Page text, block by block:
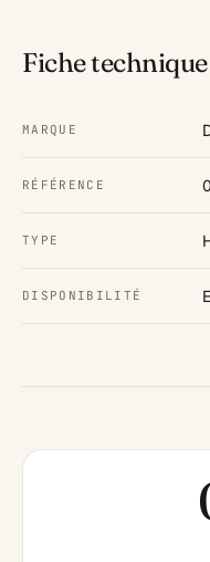
Fiche technique
MARQUE
RÉFÉRENCE
TYPE
DISPONIBILITÉ